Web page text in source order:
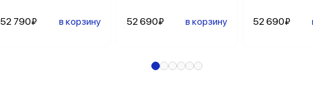
52 790₽ в корзину 52 690₽ в корзину 52 690₽